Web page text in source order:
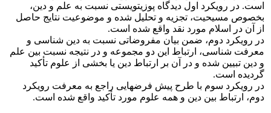
است. در رویکرد اول دیدگاه پوزیتویستی نسبت به علم و دین،
بخصوص مسیحیت، تجزیه و تحلیل شده و موضوعیت نتایج حاصل
از آن در اسلام مورد نقد واقع شده است.
در رویکرد دوم، ضمن بیان مفروضاتی نسبت به دین شناسی و
معرفت شناسی، ارتباط این دو مجموعه و در نتیجه نسبت بین علم
و دین تبیین شده و در آن بر ارتباط دین یا بخشی از علوم تأکید
گردیده است.
در رویکرد سوم با طرح پیش فرض‏هایی راجع به معرفت رویکرد
دوم، ارتباط بین دین و همه علوم مورد تأکید واقع شده است.